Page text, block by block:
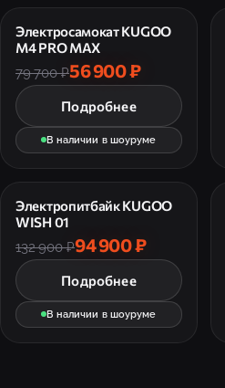
Электросамокат KUGOO
M4 PRO MAX
79 700 ₽56 900 ₽
Подробнее
В наличии в шоуруме
Электропитбайк KUGOO
WISH 01
132 900 ₽94 900 ₽
Подробнее
В наличии в шоуруме